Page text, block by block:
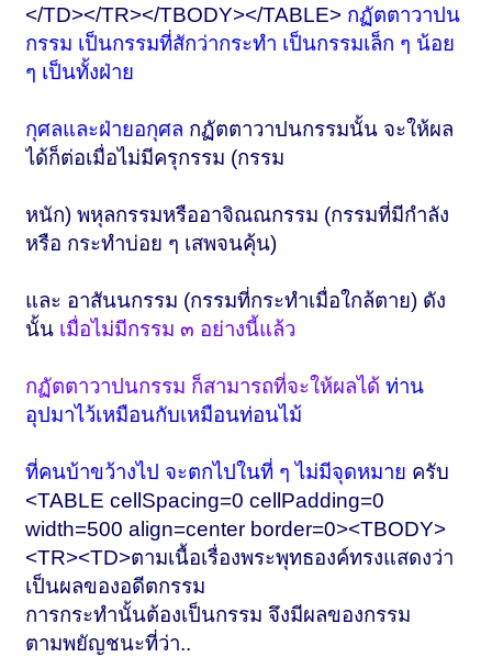
</TD></TR></TBODY></TABLE> กฏัตตาวาปน
กรรม เป็นกรรมที่สักว่ากระทำ เป็นกรรมเล็ก ๆ น้อย
ๆ เป็นทั้งฝ่าย
กุศลและฝ่ายอกุศล กฏัตตาวาปนกรรมนั้น จะให้ผล
ได้ก็ต่อเมื่อไม่มีครุกรรม (กรรม
หนัก) พหุลกรรมหรืออาจิณณกรรม (กรรมที่มีกำลัง
หรือ กระทำบ่อย ๆ เสพจนคุ้น)
และ อาสันนกรรม (กรรมที่กระทำเมื่อใกล้ตาย) ดัง
นั้น เมื่อไม่มีกรรม ๓ อย่างนี้แล้ว
กฏัตตาวาปนกรรม ก็สามารถที่จะให้ผลได้ท่าน
อุปมาไว้เหมือนกับเหมือนท่อนไม้
ที่คนบ้าขว้างไป จะตกไปในที่ ๆ ไม่มีจุดหมาย ครับ
<TABLE cellSpacing=0 cellPadding=0
width=500 align=center border=0><TBODY>
<TR><TD>ตามเนื้อเรื่องพระพุทธองค์ทรงแสดงว่า
เป็นผลของอดีตกรรม
การกระทำนั้นต้องเป็นกรรม จึงมีผลของกรรม
ตามพยัญชนะที่ว่า..